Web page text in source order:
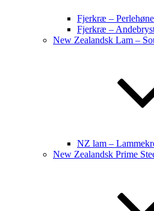
Fjerkræ –
Fjerkræ –
New Zealandsk Lam –
NZ lam –
New Zealandsk Prime